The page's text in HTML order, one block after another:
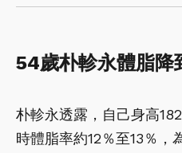
54歲朴軫永體脂降
朴軫永透露，自己身高
時體脂率約12％至13％，